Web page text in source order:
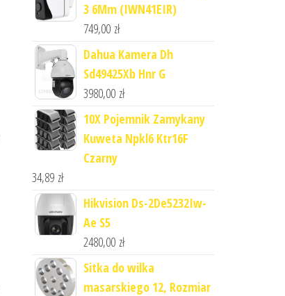
3 6Mm (IWN41EIR)
749,00 zł
Dahua Kamera Dh
Sd49425Xb Hnr G
3980,00 zł
10X Pojemnik Zamykany
Kuweta Npkl6 Ktr16F
Czarny
34,89 zł
Hikvision Ds-2De5232Iw-
Ae S5
2480,00 zł
Sitka do wilka
masarskiego 12, Rozmiar